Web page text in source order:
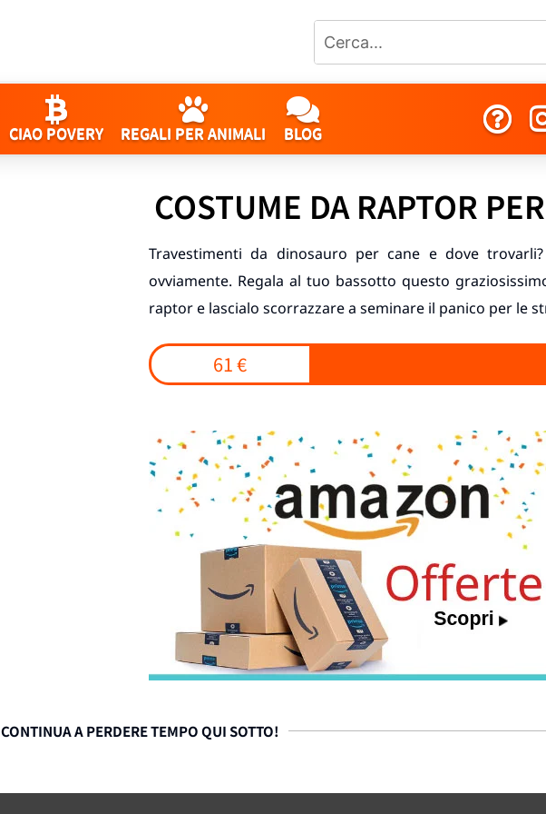
CIAO POVERY REGALI PER ANIMALI BLOG
COSTUME DA RAPTOR
Travestimenti da dinosauro per cane e dove
ovviamente. Regala al tuo bassotto questo
raptor e lascialo scorrazzare a seminare il panico per le
61 €
CONTINUA A PERDERE TEMPO QUI SOTTO!